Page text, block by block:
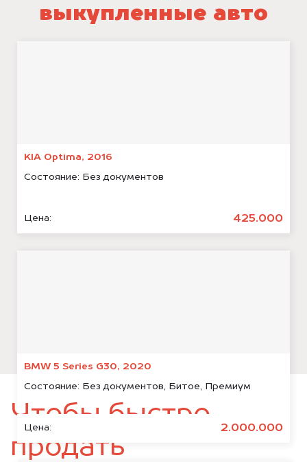
выкупленные авто
KIA Optima, 2016
Состояние: Без документов
Цена: 425.000
BMW 5 Series G30, 2020
Состояние: Без документов, Битое, Премиум
Цена: 2.000.000
Чтобы быстро
продать